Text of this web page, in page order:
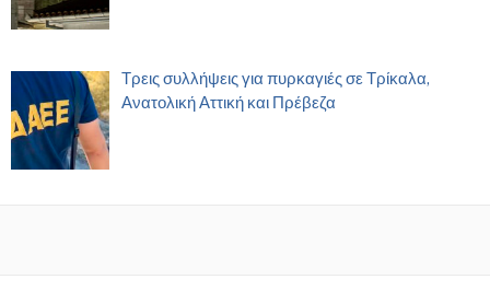
Τρεις συλλήψεις για πυρκαγιές σε Τρίκαλα,
Ανατολική Αττική και Πρέβεζα